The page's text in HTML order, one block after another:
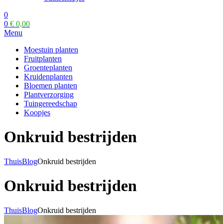
0
0 € 0,00
Menu
Moestuin planten
Fruitplanten
Groenteplanten
Kruidenplanten
Bloemen planten
Plantverzorging
Tuingereedschap
Koopjes
Onkruid bestrijden
ThuisBlogOnkruid bestrijden
Onkruid bestrijden
ThuisBlogOnkruid bestrijden